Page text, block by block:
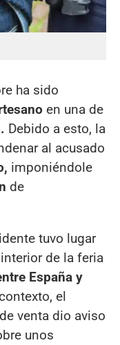
ha sido
en una de
Debido a esto, la
al acusado
imponiéndole
de
tuvo lugar
de la feria
España y
el
de venta dio aviso
unos